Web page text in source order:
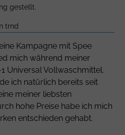
gestellt.
trnd
Kampagne mit Spee
mich während meiner
Universal Vollwaschmittel.
ich natürlich bereits seit
meiner liebsten
hohe Preise habe ich mich
entschieden gehabt.